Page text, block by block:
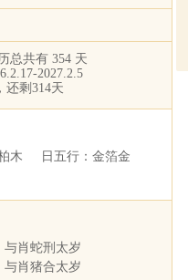
总共有 354 天
2027.2.5
还剩314天
木 日五行：金箔金
与肖蛇刑太岁
与肖猪合太岁